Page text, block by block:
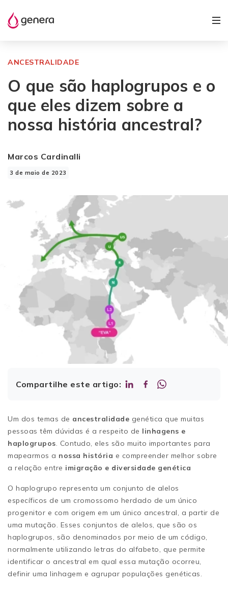
ANCESTRALIDADE
O que são haplogrupos e o
que eles dizem sobre a
nossa história ancestral?
Marcos Cardinalli
3 de maio de 2023
Compartilhe este artigo:
Um dos temas de ancestralidade genética que muitas
pessoas têm dúvidas é a respeito de linhagens e
haplogrupos. Contudo, eles são muito importantes para
mapearmos a nossa história e compreender melhor sobre
a relação entre imigração e diversidade genética
O haplogrupo representa um conjunto de alelos
específicos de um cromossomo herdado de um único
progenitor e com origem em um único ancestral, a partir de
uma mutação. Esses conjuntos de alelos, que são os
haplogrupos, são denominados por meio de um código,
normalmente utilizando letras do alfabeto, que permite
identificar o ancestral em qual essa mutação ocorreu,
definir uma linhagem e agrupar populações genéticas.